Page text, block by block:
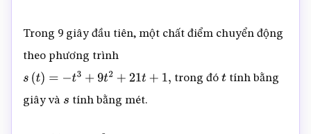
Trong 9 giây đầu tiên, một chất điểm chuyển động
theo phương trình
s( t)= −t +9 2 +21 + , trong đót tính bằng
giây và s tính bằng mét.